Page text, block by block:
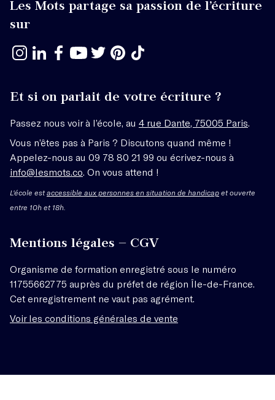
Les Mots partage sa passion de l’écriture
sur
Et si on parlait de votre écriture ?
Passez nous voir à l’école, au 4 rue Dante, 75005 Paris.
Vous n’êtes pas à Paris ? Discutons quand même !
Appelez-nous au 09 78 80 21 99 ou écrivez-nous à
info@lesmots.co. On vous attend !
L'école estaccessible aux personnes en situation de handicap et ouverte
entre 10h et 18h.
Mentions légales – CGV
Organisme de formation enregistré sous le numéro
11755662775 auprès du préfet de région Île-de-France.
Cet enregistrement ne vaut pas agrément.
Voir les conditions générales de vente